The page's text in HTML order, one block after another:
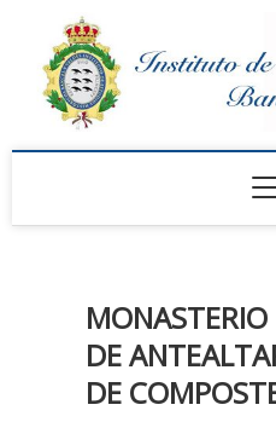
contenido
Instituto
DE
DE